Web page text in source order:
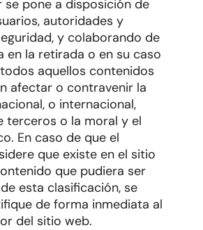
se pone a disposición de
autoridades y
y colaborando de
en la retirada o en su caso
aquellos contenidos
afectar o contravenir la
o internacional,
terceros o la moral y el
En caso de que el
que existe en el sitio
que pudiera ser
esta clasificación, se
de forma inmediata al
del sitio web.